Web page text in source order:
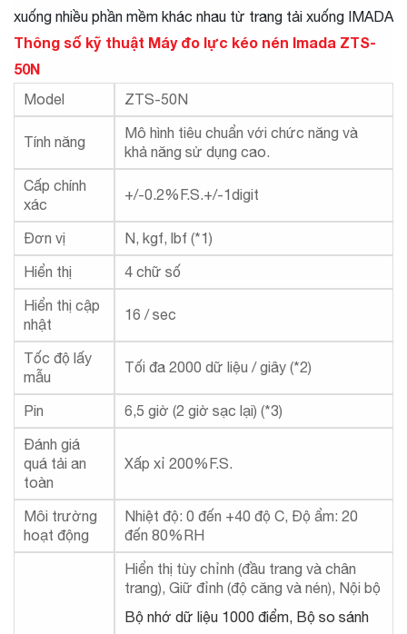
xuống nhiều phần mềm khác nhau từ trang tải xuống IMADA
Thông số kỹ thuật Máy đo lực kéo nén Imada ZTS-
50N
Model ZTS-50N
Tính năng
Mô hình tiêu chuẩn với chức năng và
khả năng sử dụng cao.
Cấp chính
xác
+/-0.2%F.S.+/-1digit
Đơn vị N, kgf, lbf (*1)
Hiển thị 4 chữ số
Hiển thị cập
nhật
16 / sec
Tốc độ lấy
mẫu
Tối đa 2000 dữ liệu / giây (*2)
Pin 6,5 giờ (2 giờ sạc lại) (*3)
Đánh giá
quá tải an
toàn
Xấp xỉ 200%F.S.
Môi trường
hoạt động
Nhiệt độ: 0 đến +40 độ C, Độ ẩm: 20
đến 80%RH
Hiển thị tùy chỉnh (đầu trang và chân
trang), Giữ đỉnh (độ căng và nén), Nội bộ
Bộ nhớ dữ liệu 1000 điểm, Bộ so sánh